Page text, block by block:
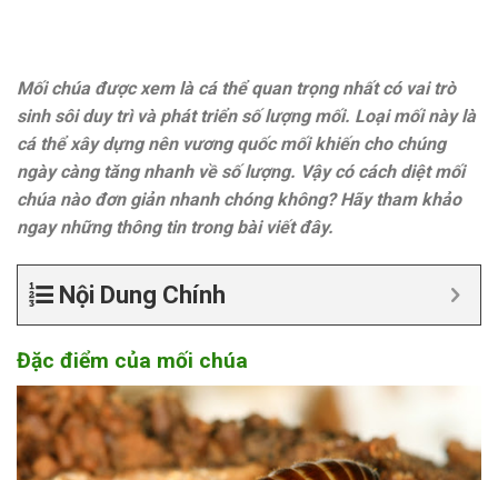
Mối chúa được xem là cá thể quan trọng nhất có vai trò
sinh sôi duy trì và phát triển số lượng mối. Loại mối này là
cá thể xây dựng nên vương quốc mối khiến cho chúng
ngày càng tăng nhanh về số lượng. Vậy có cách diệt mối
chúa nào đơn giản nhanh chóng không? Hãy tham khảo
ngay những thông tin trong bài viết đây.
Nội Dung Chính
Đặc điểm của mối chúa